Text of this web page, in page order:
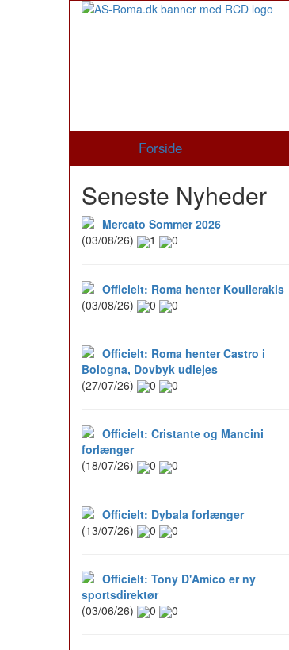
Forside
Seneste Nyheder
Mercato Sommer 2026
(03/08/26)
1 0
Officielt: Roma henter Koulierakis
(03/08/26)
0 0
Officielt: Roma henter Castro i
Bologna, Dovbyk udlejes
(27/07/26)
0 0
Officielt: Cristante og Mancini
forlænger
(18/07/26)
0 0
Officielt: Dybala forlænger
(13/07/26)
0 0
Officielt: Tony D'Amico er ny
sportsdirektør
(03/06/26)
0 0